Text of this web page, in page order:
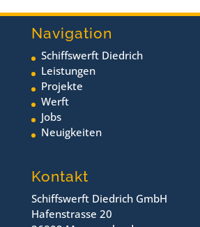
Navigation
Schiffswerft Diedrich
Leistungen
Projekte
Werft
Jobs
Neuigkeiten
Kontakt
Schiffswerft Diedrich GmbH
Hafenstrasse 20